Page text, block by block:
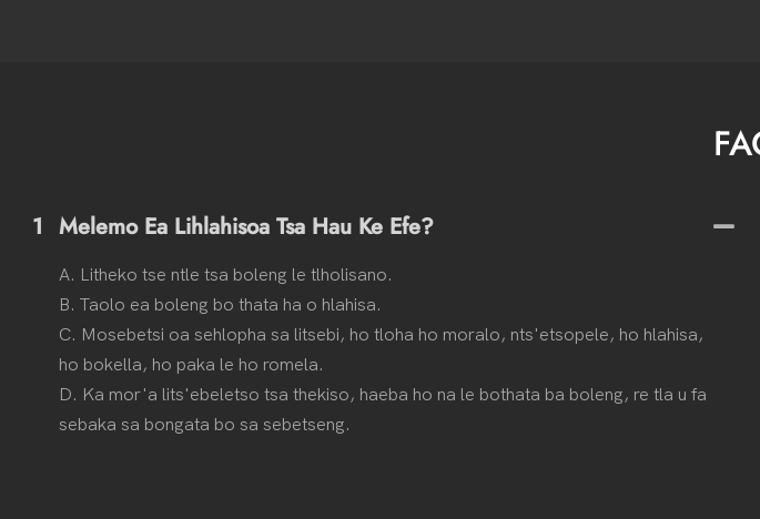
1 Melemo Ea Lihlahisoa Tsa Hau Ke Efe?
A. Litheko tse ntle tsa boleng le tlholisano.
B. Taolo ea boleng bo thata ha o hlahisa.
C. Mosebetsi oa sehlopha sa litsebi, ho tloha ho moralo, nts'etsopele, ho hlahisa,
ho bokella, ho paka le ho romela.
D. Ka mor'a lits'ebeletso tsa thekiso, haeba ho na le bothata ba boleng, re tla u fa
sebaka sa bongata bo sa sebetseng.